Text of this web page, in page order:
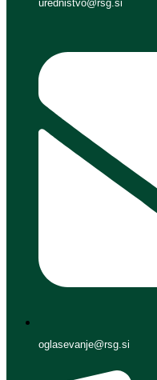
urednistvo@rsg.si
oglasevanje@rsg.si